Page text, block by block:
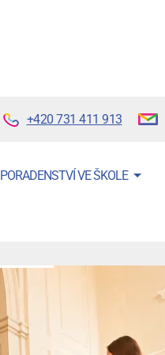
+420 731 411 913
PORADENSTVÍ VE ŠKOLE